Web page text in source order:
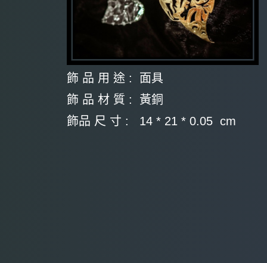
飾 品 用 途 : 面具
飾 品 材 質 : 黃銅
飾品 尺 寸 : 14 * 21 * 0.05 cm